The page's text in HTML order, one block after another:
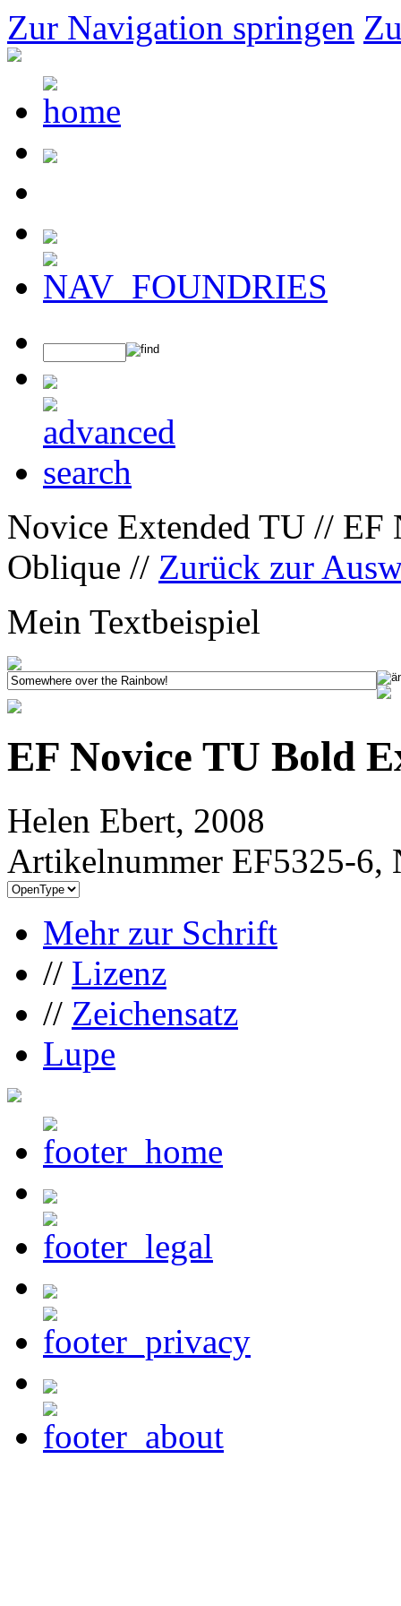
Zur Navigation springen
Novice Extended TU //
Oblique // Zurück zur
Mein Textbeispiel
EF Novice TU Bold
Helen Ebert, 2008
Artikelnummer EF5325-6,
Mehr zur Schrift
// Lizenz
// Zeichensatz
Lupe